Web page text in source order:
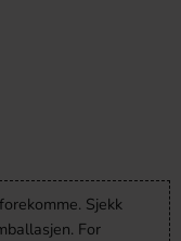
Sjekk
For